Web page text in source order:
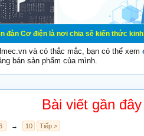
là nơi chia sẽ kiến thức kinh nghiệm
và có thắc mắc, bạn có thể xem
bán sản phẩm của mình.
Bài viết gần đây
→ 10 Tiếp >